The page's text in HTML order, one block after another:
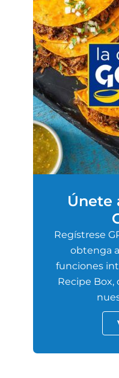
Únete
Regístrese
obtenga
funciones
Recipe Box,